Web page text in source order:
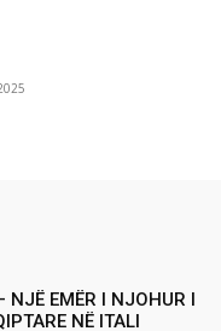
NJË EMËR I NJOHUR I
NË ITALI